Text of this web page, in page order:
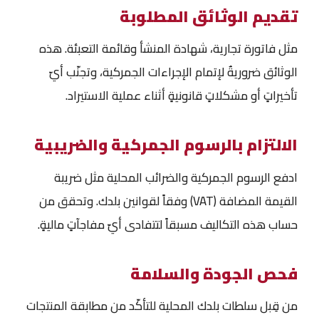
تقديم الوثائق المطلوبة
مثل فاتورة تجارية، شهادة المنشأ وقائمة التعبئة. هذه
الوثائق ضروريةٌ لإتمام الإجراءات الجمركية، وتجنّب أيّ
تأخيراتٍ أو مشكلاتٍ قانونيةٍ أثناء عملية الاستيراد.
الالتزام بالرسوم الجمركية والضريبية
ادفع الرسوم الجمركية والضرائب المحلية مثل ضريبة
القيمة المضافة (VAT) وفقاً لقوانين بلدك. وتحقق من
حساب هذه التكاليف مسبقاً لتتفادى أيّ مفاجآتٍ ماليةٍ.
فحص الجودة والسلامة
من قِبل سلطات بلدك المحلية للتأكّد من مطابقة المنتجات